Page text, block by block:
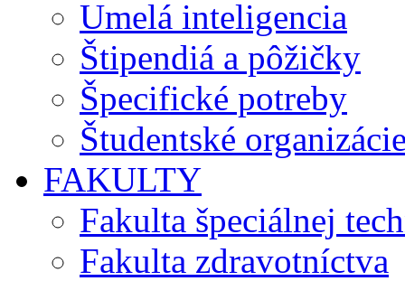
Umelá inteligencia
Štipendiá a pôžičky
Špecifické potreby
Študentské
FAKULTY
Fakulta špeciálnej
Fakulta zdravotníctva